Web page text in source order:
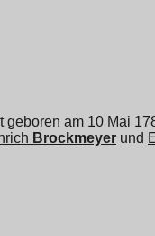
geboren am 10 Mai
Brockmeyer und